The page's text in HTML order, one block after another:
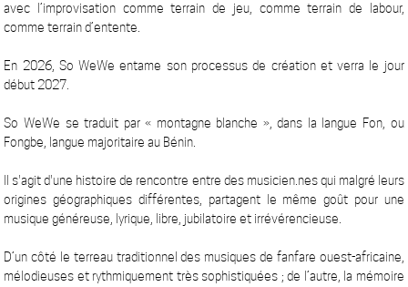
avec l’improvisation comme terrain de jeu, comme terrain de labour,
comme terrain d’entente.
En 2026, So WeWe entame son processus de création et verra le jour
début 2027.
So WeWe se traduit par « montagne blanche », dans la langue Fon, ou
Fongbe, langue majoritaire au Bénin.
Il s'agit d'une histoire de rencontre entre des musicien.nes qui malgré leurs
origines géographiques différentes, partagent le même goût pour une
musique généreuse, lyrique, libre, jubilatoire et irrévérencieuse.
D’un côté le terreau traditionnel des musiques de fanfare ouest-africaine,
mélodieuses et rythmiquement très sophistiquées ; de l’autre, la mémoire